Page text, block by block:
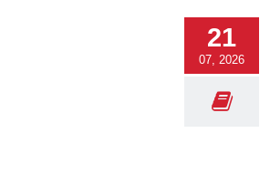
21
07, 2026